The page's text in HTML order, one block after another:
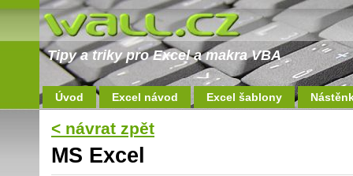
Tipy a triky pro Excel a makra VBA
Úvod Excel návod Excel šablony
< návrat zpět
MS Excel